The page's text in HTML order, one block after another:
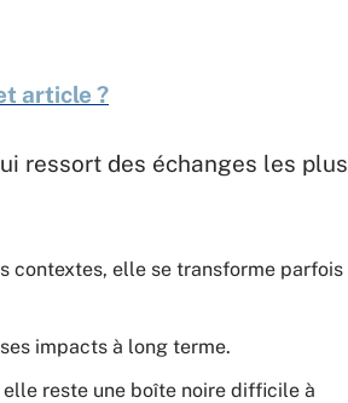
article ?
ressort des échanges les plus
contextes, elle se transforme parfois
impacts à long terme.
elle reste une boîte noire difficile à